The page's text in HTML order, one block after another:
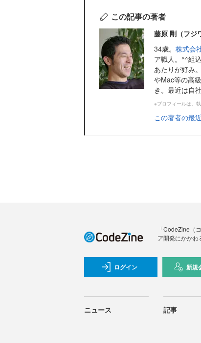
この記事の著者
藤原 剛（フジ
34歳。 株式会
ア職人。^^組
あたりが好み
やMac等の高
き。最近は自
※プロフィールは、
この著者の最
「CodeZine（
ア開発にかかわ
ログイン 新規
ニュース 記事